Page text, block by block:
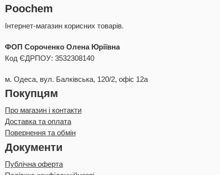
Poochem
Інтернет-магазин корисних товарів.
ФОП Сороченко Олена Юріївна
Код ЄДРПОУ: 3532308140
м. Одеса, вул. Балківська, 120/2, офіс 12а
Покупцям
Про магазин і контакти
Доставка та оплата
Повернення та обмін
Документи
Публічна оферта